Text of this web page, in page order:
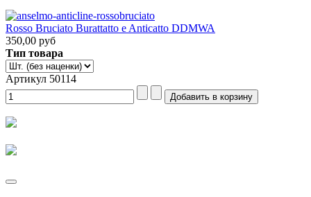
Rosso Bruciato Burattatto e Anticatto DDMWA
350,00 руб
Тип товара
Артикул 50114